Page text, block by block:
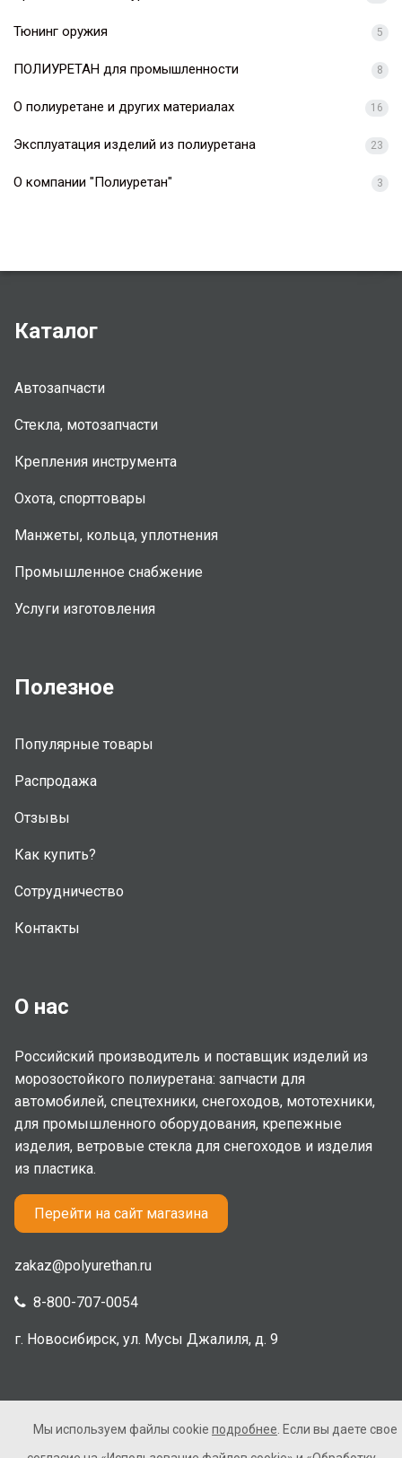
Тюнинг оружия 5
ПОЛИУРЕТАН для промышленности 8
О полиуретане и других материалах 16
Эксплуатация изделий из полиуретана 23
О компании "Полиуретан" 3
Каталог
Автозапчасти
Стекла, мотозапчасти
Крепления инструмента
Охота, спорттовары
Манжеты, кольца, уплотнения
Промышленное снабжение
Услуги изготовления
Полезное
Популярные товары
Распродажа
Отзывы
Как купить?
Сотрудничество
Контакты
О нас
Российский производитель и поставщик изделий из
морозостойкого полиуретана: запчасти для
автомобилей, спецтехники, снегоходов, мототехники,
для промышленного оборудования, крепежные
изделия, ветровые стекла для снегоходов и изделия
из пластика.
Перейти на сайт магазина
zakaz@polyurethan.ru
8-800-707-0054
г. Новосибирск, ул. Мусы Джалиля, д. 9
2005-2026 © Полиуретан. Все права защищены. Не
Мы используем файлы cookie подробнее . Если вы даете свое